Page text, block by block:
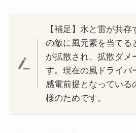
【補足】水と雷が共存
の敵に風元素を当てる
が拡散され、拡散ダメ
す。現在の風ドライバ
感電前提となっている
様のためです。